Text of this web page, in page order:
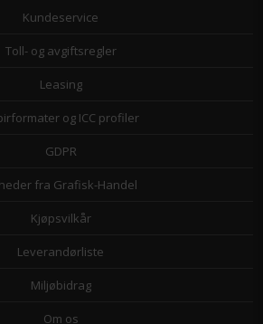
Kundeservice
Toll- og avgiftsregler
Leasing
og ICC profiler
GDPR
fra Grafisk-Handel
Kjøpsvilkår
Leverandørliste
Miljøbidrag
Om os